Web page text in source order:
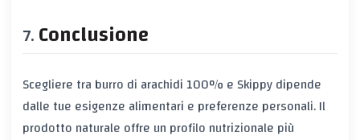
Conclusione
Scegliere tra burro di arachidi 100% e Skippy dipende
dalle tue esigenze alimentari e preferenze personali. Il
prodotto naturale offre un profilo nutrizionale più